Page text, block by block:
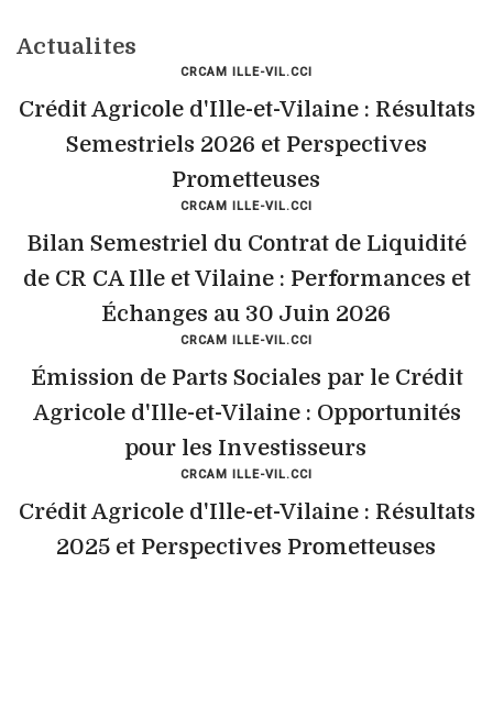
Actualites
CRCAM ILLE-VIL.CCI
Crédit Agricole d'Ille-et-Vilaine : Résultats
Semestriels 2026 et Perspectives
Prometteuses
CRCAM ILLE-VIL.CCI
Bilan Semestriel du Contrat de Liquidité
de CR CA Ille et Vilaine : Performances et
Échanges au 30 Juin 2026
CRCAM ILLE-VIL.CCI
Émission de Parts Sociales par le Crédit
Agricole d'Ille-et-Vilaine : Opportunités
pour les Investisseurs
CRCAM ILLE-VIL.CCI
Crédit Agricole d'Ille-et-Vilaine : Résultats
2025 et Perspectives Prometteuses